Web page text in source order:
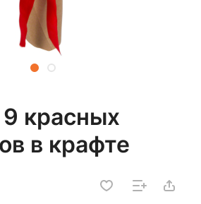
9 красных
в крафте